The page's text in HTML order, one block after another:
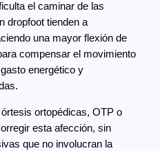
el caminar de las
dropfoot tienden a
una mayor flexión de
compensar el movimiento
energético y
ortopédicas, OTP o
esta afección, sin
que no involucran la